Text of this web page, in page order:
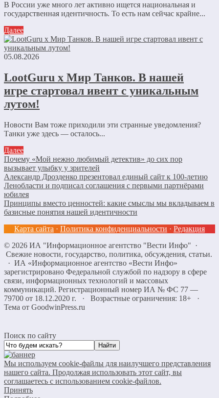
В России уже много лет активно ищется национальная и
государственная идентичность. То есть нам сейчас крайне...
Далее
05.08.2026
LootGuru x Мир Танков. В нашей
игре стартовал ивент с уникальным
лутом!
Новости Вам тоже приходили эти странные уведомления?
Танки уже здесь — осталось...
Далее
Почему «Мой нежно любимый детектив» до сих пор
вызывает улыбку у зрителей
Александр Дрозденко презентовал единый сайт к 100-летию
Ленобласти и подписал соглашения с первыми партнёрами
юбилея
Принципы вместо ценностей: какие смыслы мы вкладываем в
базисные понятия нашей идентичности
Карта сайта · Политика конфиденциальности · Редакция
© 2026 ИА "Информационное агентство "Вести Инфо" ·
Свежие новости, государство, политика, обсуждения, статьи.
· ИА «Информационное агентство «Вести Инфо»
зарегистрировано Федеральной службой по надзору в сфере
связи, информационных технологий и массовых
коммуникаций. Регистрационный номер ИА № ФС 77 —
79700 от 18.12.2020 г. · Возрастные ограничения: 18+
·
Тема от GoodwinPress.ru
Поиск по сайту
Мы используем cookie-файлы для наилучшего представления
нашего сайта. Продолжая использовать этот сайт, вы
соглашаетесь с использованием cookie-файлов.
Принять